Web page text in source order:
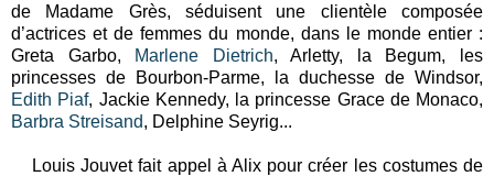
de Madame Grès, séduisent une clientèle composée
d’actrices et de femmes du monde, dans le monde entier :
Greta Garbo,
Marlene Dietrich, Arletty, la Begum, les
princesses de Bourbon-Parme, la duchesse de Windsor,
Edith Piaf, Jackie Kennedy, la princesse Grace de Monaco,
Barbra Streisand, Delphine Seyrig...
Louis Jouvet fait appel à Alix pour créer les costumes de